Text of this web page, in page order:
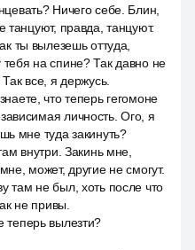
Ничего себе. Блин,
танцуют, правда, танцуют.
ты вылезешь оттуда,
на спине? Так давно не
все, я держусь.
что теперь гегомоне
личность. Ого, я
мне туда закинуть?
внутри. Закинь мне,
может, другие не смогут.
там не был, хоть после что
не привы.
теперь вылезти?